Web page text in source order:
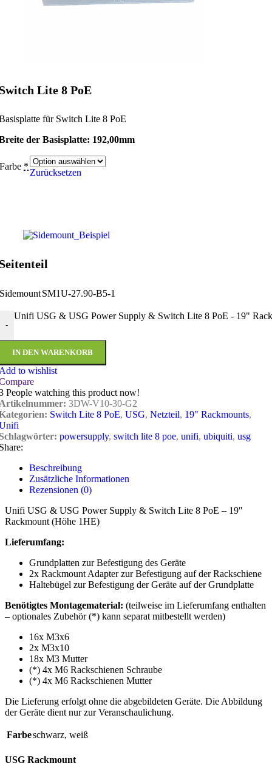
Lite 8 PoE
für Switch Lite 8 PoE
der Basisplatte: 192,00mm
Farbe *
Zurücksetzen
SidemountSM1U-27.90-B5-1
-
Unifi USG & USG Power Supply & Switch Lite 8 PoE - 19"
IN DEN WARENKORB
to wishlist
People watching this product now!
3DW-V10-30-G2
Switch Lite 8 PoE, USG, Netzteil, 19" Rackmounts,
powersupply, switch lite 8 poe, unifi, ubiquiti, usg
Beschreibung
Zusätzliche Informationen
Rezensionen (0)
Unifi USG & USG Power Supply & Switch Lite 8 PoE – 19″
Rackmount (Höhe 1HE)
Lieferumfang:
Grundplatten zur Befestigung des Geräte
2x Rackmount Adapter zur Befestigung auf der Rackschiene
Haltebügel zur Befestigung der Geräte auf der Grundplatte
Benötigtes Montagematerial: (teilweise im Lieferumfang enthalten
– optionales Zubehör (*) kann separat mitbestellt werden)
16x M3x6
2x M3x10
18x M3 Mutter
(*) 4x M6 Rackschienen Schraube
(*) 4x M6 Rackschienen Mutter
Die Lieferung erfolgt ohne die abgebildeten Geräte. Die Abbildung
der Geräte dient nur zur Veranschaulichung.
Farbeschwarz, weiß
USG Rackmount